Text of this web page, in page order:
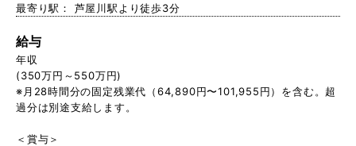
最寄り駅： 芦屋川駅より徒歩3分
給与
年収
(350万円～550万円)
※月28時間分の固定残業代（64,890円〜101,955円）を含む。超
過分は別途支給します。
＜賞与＞